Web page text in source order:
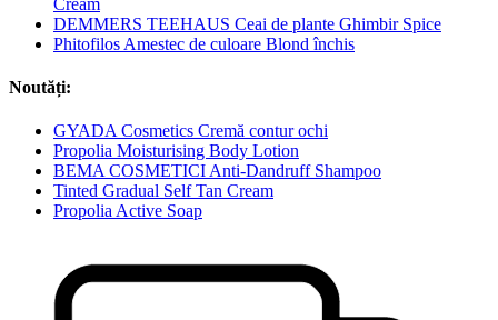
DEMMERS TEEHAUS Ceai de plante Ghimbir Spice
Phitofilos Amestec de culoare Blond închis
Noutăți:
GYADA Cosmetics Cremă contur ochi
Propolia Moisturising Body Lotion
BEMA COSMETICI Anti-Dandruff Shampoo
Tinted Gradual Self Tan Cream
Propolia Active Soap